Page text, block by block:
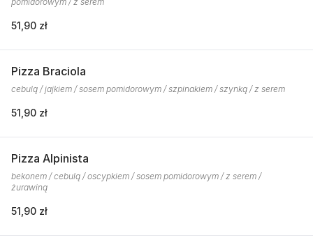
51,90 zł
Pizza Braciola
cebulą / jajkiem / sosem pomidorowym / szpinakiem / szynką / z serem
51,90 zł
Pizza Alpinista
bekonem / cebulą / oscypkiem / sosem pomidorowym / z serem /
żurawiną
51,90 zł